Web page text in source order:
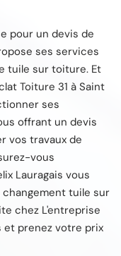
pour un devis de
ses services
tuile sur toiture. Et
Toiture 31 à Saint
ses
offrant un devis
vos travaux de
vous
Lauragais vous
tuile sur
chez L'entreprise
et prenez votre prix